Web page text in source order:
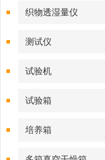
织物透湿量仪
测试仪
试验机
试验箱
培养箱